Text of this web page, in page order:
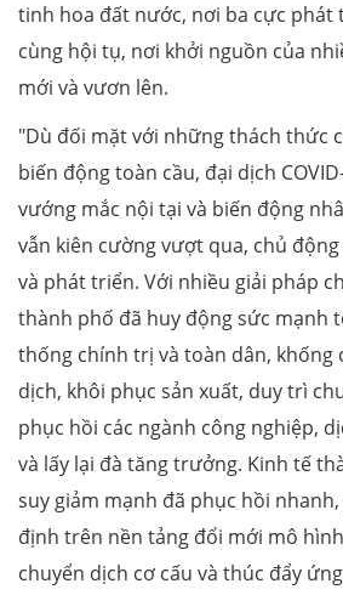
tinh hoa đất nước, nơi ba cực phát
cùng hội tụ, nơi khởi nguồn của
mới và vươn lên.
"Dù đối mặt với những thách thức
biến động toàn cầu, đại dịch
vướng mắc nội tại và biến động
vẫn kiên cường vượt qua, chủ
và phát triển. Với nhiều giải pháp
thành phố đã huy động sức mạnh
thống chính trị và toàn dân, khống
dịch, khôi phục sản xuất, duy trì
phục hồi các ngành công nghiệp,
và lấy lại đà tăng trưởng. Kinh tế
suy giảm mạnh đã phục hồi
định trên nền tảng đổi mới mô
chuyển dịch cơ cấu và thúc đẩy